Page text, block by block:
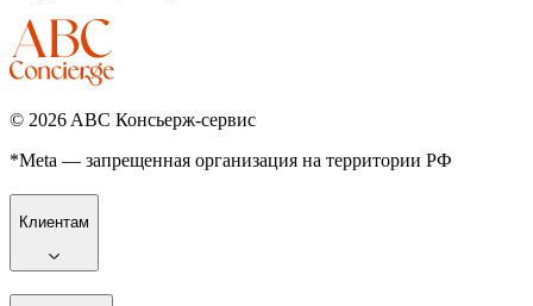
© 2026 ABC Консьерж-сервис
*Meta — запрещенная организация на территории РФ
Клиентам